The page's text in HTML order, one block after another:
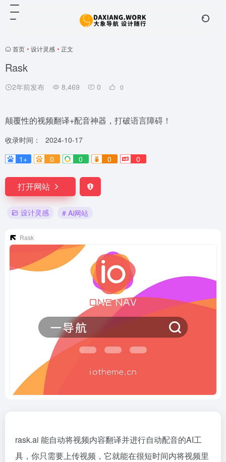
首页 • 设计灵感 • 正文
Rask
2年前发布 8,469 0 0
颠覆性的视频翻译+配音神器，打破语言障碍！
收录时间：
2024-10-17
1+
0 0 0 0
打开网站
设计灵感 # Ai网站
Rask
rask.ai 能自动将视频内容翻译并进行自动配音的AI工
具，你只需要上传视频，它就能在很短时间内将视频里